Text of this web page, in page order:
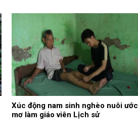
Xúc động nam sinh nghèo nuôi ước
mơ làm giáo viên Lịch sử